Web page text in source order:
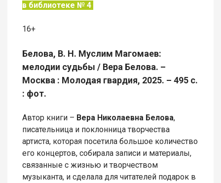
в библиотеке № 4
16+
Белова, В. Н. Муслим Магомаев:
мелодии судьбы / Вера Белова. –
Москва : Молодая гвардия, 2025. – 495 с.
: фот.
Автор книги – Вера Николаевна Белова,
писательница и поклонница творчества
артиста, которая посетила большое количество
его концертов, собирала записи и материалы,
связанные с жизнью и творчеством
музыканта, и сделала для читателей подарок в